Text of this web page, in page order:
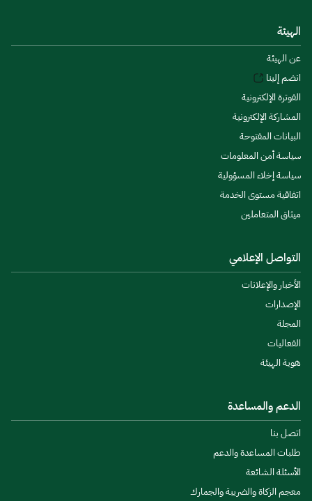
الهيئة
عن الهيئة
انضم إلينا
الفوترة الإلكترونية
المشاركة الإلكترونية
البيانات المفتوحة
سياسة أمن المعلومات
سياسة إخلاء المسؤولية
اتفاقية مستوى الخدمة
ميثاق المتعاملين
التواصل الإعلامي
الأخبار والإعلانات
الإصدارات
المجلة
الفعاليات
هوية الهيئة
الدعم والمساعدة
اتصل بنا
طلبات المساعدة والدعم
الأسئلة الشائعة
معجم الزكاة والضريبة والجمارك